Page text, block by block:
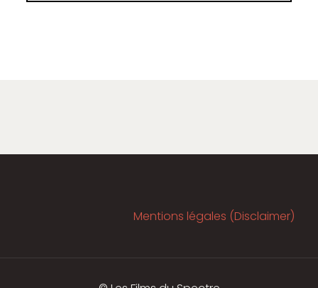
Mentions légales (Disclaimer)